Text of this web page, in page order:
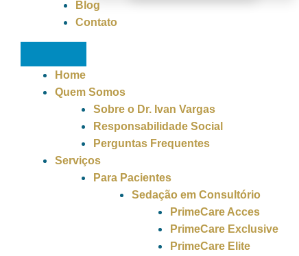
Blog
Contato
Home
Quem Somos
Sobre o Dr. Ivan Vargas
Responsabilidade Social
Perguntas Frequentes
Serviços
Para Pacientes
Sedação em Consultório
PrimeCare Acces
PrimeCare Exclusive
PrimeCare Elite